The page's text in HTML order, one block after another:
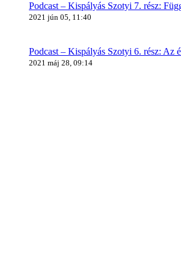
Podcast – Kispályás Szotyi 7. rész:
2021 jún 05, 11:40
Podcast – Kispályás Szotyi 6. rész: Az
2021 máj 28, 09:14